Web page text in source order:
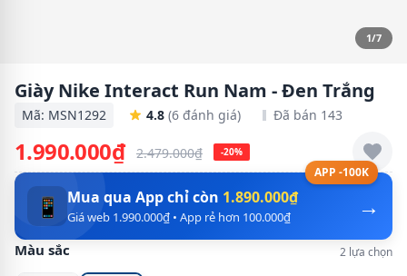
1/7
Giày Nike Interact Run Nam - Đen Trắng
Mã: MSN1292 4.8 (6 đánh giá) Đã bán 143
1.990.000₫ 2.479.000₫ -20%
APP -100K
→
📱 Mua qua App chỉ còn 1.890.000₫
Giá web 1.990.000₫ • App rẻ hơn 100.000₫
Màu sắc 2 lựa chọn